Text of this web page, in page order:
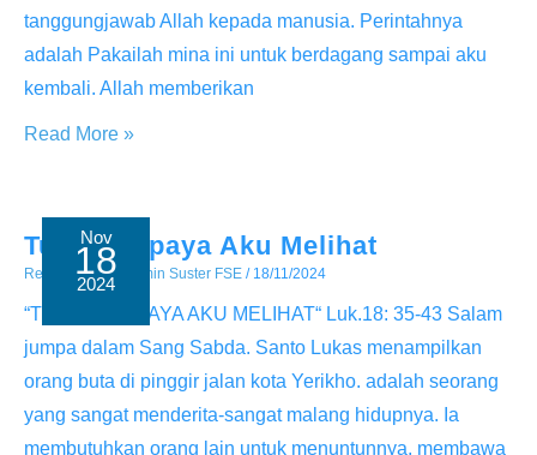
tanggungjawab Allah kepada manusia. Perintahnya
adalah Pakailah mina ini untuk berdagang sampai aku
kembali. Allah memberikan
Setia
Pada
Perinta
Read More »
Nov
18
2024
Tuhan Supaya Aku Melihat
Renungan/ By Admin Suster FSE / 18/11/2024
“TUHAN, SUPAYA AKU MELIHAT“ Luk.18: 35-43 Salam
jumpa dalam Sang Sabda. Santo Lukas menampilkan
orang buta di pinggir jalan kota Yerikho. adalah seorang
yang sangat menderita-sangat malang hidupnya. Ia
membutuhkan orang lain untuk menuntunnya, membawa